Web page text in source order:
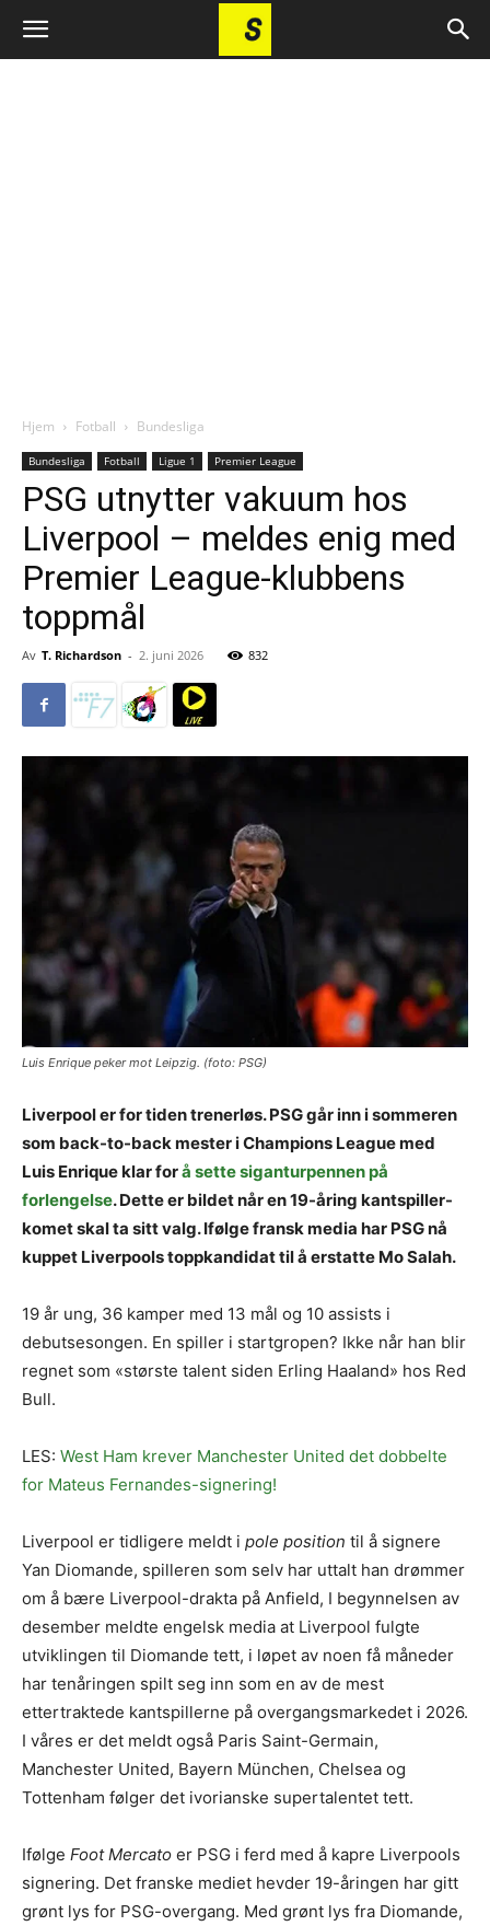
Hjem Fotball Bundesliga
Bundesliga Fotball Ligue 1 Premier League
PSG utnytter vakuum hos
Liverpool – meldes enig med
Premier League-klubbens
toppmål
Av T. Richardson - 2. juni 2026 832
Luis Enrique peker mot Leipzig. (foto: PSG)
Liverpool er for tiden trenerløs. PSG går inn i sommeren
som back-to-back mester i Champions League med
Luis Enrique klar forå sette siganturpennen på
forlengelse. Dette er bildet når en 19-åring kantspiller-
komet skal ta sitt valg. Ifølge fransk media har PSG nå
kuppet Liverpools toppkandidat til å erstatte Mo Salah.
19 år ung, 36 kamper med 13 mål og 10 assists i
debutsesongen. En spiller i startgropen? Ikke når han blir
regnet som «største talent siden Erling Haaland» hos Red
Bull.
LES: West Ham krever Manchester United det dobbelte
for Mateus Fernandes-signering!
Liverpool er tidligere meldt i pole position til å signere
Yan Diomande, spilleren som selv har uttalt han drømmer
om å bære Liverpool-drakta på Anfield, I begynnelsen av
desember meldte engelsk media at Liverpool fulgte
utviklingen til Diomande tett, i løpet av noen få måneder
har tenåringen spilt seg inn som en av de mest
ettertraktede kantspillerne på overgangsmarkedet i 2026.
I våres er det meldt også Paris Saint-Germain,
Manchester United, Bayern München, Chelsea og
Tottenham følger det ivorianske supertalentet tett.
Ifølge Foot Mercato er PSG i ferd med å kapre Liverpools
signering. Det franske mediet hevder 19-åringen har gitt
grønt lys for PSG-overgang. Med grønt lys fra Diomande,